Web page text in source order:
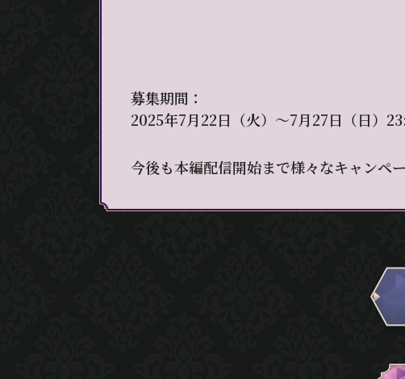
募集期間：
2025年7月22日（火）～7月27日（日）
今後も本編配信開始まで様々なキャンペ